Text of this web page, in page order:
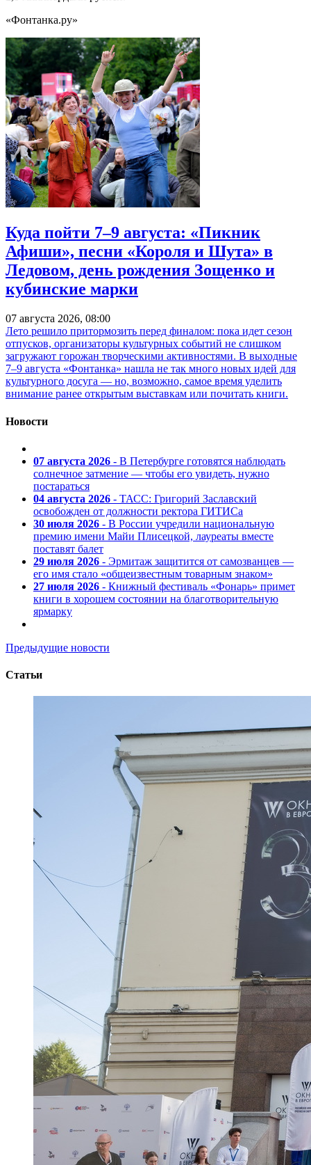
«Фонтанка.ру»
Куда пойти 7–9 августа: «Пикник
Афиши», песни «Короля и Шута» в
Ледовом, день рождения Зощенко и
кубинские марки
07 августа 2026, 08:00
Лето решило притормозить перед финалом: пока идет сезон
отпусков, организаторы культурных событий не слишком
загружают горожан творческими активностями. В выходные
7–9 августа «Фонтанка» нашла не так много новых идей для
культурного досуга — но, возможно, самое время уделить
внимание ранее открытым выставкам или почитать книги.
Новости
07 августа 2026 - В Петербурге готовятся наблюдать
солнечное затмение — чтобы его увидеть, нужно
постараться
04 августа 2026 - ТАСС: Григорий Заславский
освобожден от должности ректора ГИТИСа
30 июля 2026 - В России учредили национальную
премию имени Майи Плисецкой, лауреаты вместе
поставят балет
29 июля 2026 - Эрмитаж защитится от самозванцев —
его имя стало «общеизвестным товарным знаком»
27 июля 2026 - Книжный фестиваль «Фонарь» примет
книги в хорошем состоянии на благотворительную
ярмарку
Предыдущие новости
Статьи